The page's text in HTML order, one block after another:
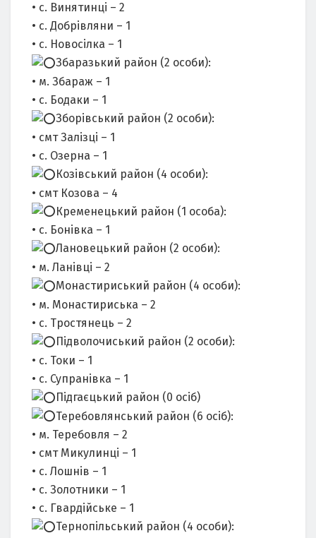
• с. Винятинці – 2
• с. Добрівляни – 1
• с. Новосілка – 1
Збаразький район (2 особи):
• м. Збараж – 1
• с. Бодаки – 1
Зборівський район (2 особи):
• смт Залізці – 1
• с. Озерна – 1
Козівський район (4 особи):
• смт Козова – 4
Кременецький район (1 особа):
• с. Бонівка – 1
Лановецький район (2 особи):
• м. Ланівці – 2
Монастириський район (4 особи):
• м. Монастириська – 2
• с. Тростянець – 2
Підволочиський район (2 особи):
• с. Токи – 1
• с. Супранівка – 1
Підгаєцький район (0 осіб)
Теребовлянський район (6 осіб):
• м. Теребовля – 2
• смт Микулинці – 1
• с. Лошнів – 1
• с. Золотники – 1
• с. Гвардійське – 1
Тернопільський район (4 особи):